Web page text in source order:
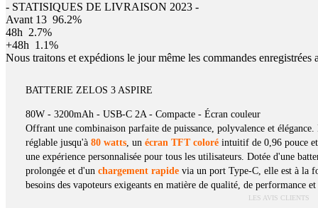
- STATISIQUES DE LIVRAISON 2023 -
Avant 13 96.2%
48h 2.7%
+48h 1.1%
Nous traitons et expédions le jour même les commandes
BATTERIE ZELOS 3 ASPIRE
80W - 3200mAh - USB-C 2A - Compacte - Écran couleur
Offrant une combinaison parfaite de puissance, polyvalence et
réglable jusqu'à 80 watts, un écran TFT coloréintuitif de 0,96 pouce et
une expérience personnalisée pour tous les utilisateurs. Dotée d'une
prolongée et d'un chargement rapidevia un port Type-C, elle est à la
besoins des vapoteurs exigeants en matière de qualité, de performance
LES AVIS CLIENTS